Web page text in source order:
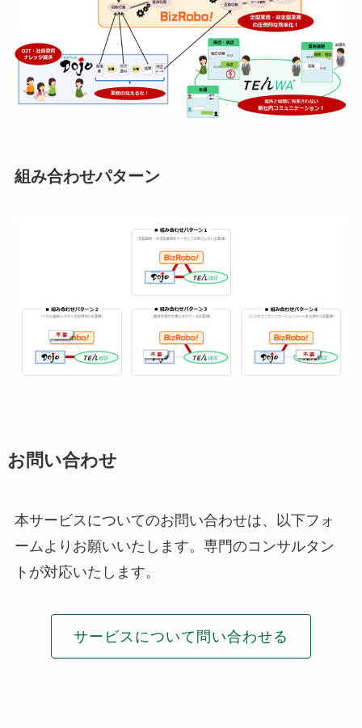
組み合わせパターン
お問い合わせ
本サービスについてのお問い合わせは、以下フォ
ームよりお願いいたします。専門のコンサルタン
トが対応いたします。
サービスについて問い合わせる